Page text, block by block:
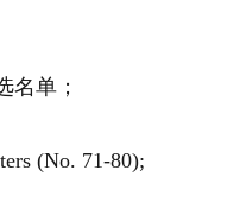
名单；
(No. 71-80);